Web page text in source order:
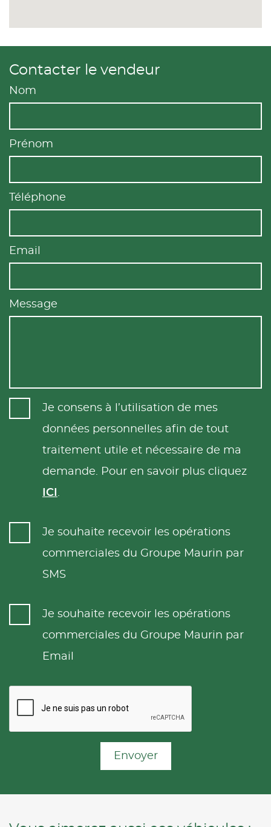
Contacter le vendeur
Nom
Prénom
Téléphone
Email
Message
Je consens à l’utilisation de mes
données personnelles afin de tout
traitement utile et nécessaire de ma
demande. Pour en savoir plus cliquez
ICI .
Je souhaite recevoir les opérations
commerciales du Groupe Maurin par
SMS
Je souhaite recevoir les opérations
commerciales du Groupe Maurin par
Email
Envoyer